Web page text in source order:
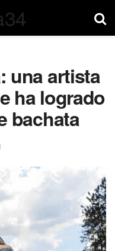
una artista
ha logrado
bachata